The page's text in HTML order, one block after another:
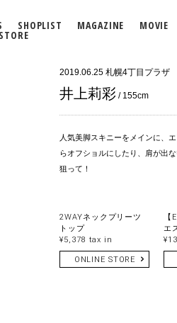
SHOPLIST MAGAZINE MOVIE
2019.06.25 札幌4丁目プラザ
井上莉彩 / 155cm
人気美脚スキニーをメインに、
らオフショルにしたり、肩が出
狙って！
2WAYネックプリーツ
トップ
¥5,378 tax in
ONLINE STORE
【
エ